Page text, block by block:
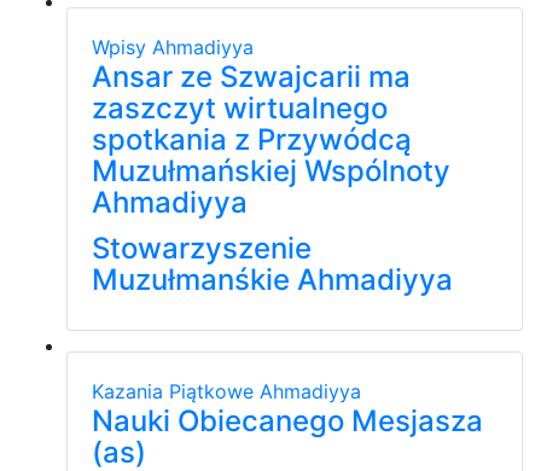
Wpisy Ahmadiyya
Ansar ze Szwajcarii ma
zaszczyt wirtualnego
spotkania z Przywódcą
Muzułmańskiej Wspólnoty
Ahmadiyya
Stowarzyszenie
Muzułmanśkie Ahmadiyya
Kazania Piątkowe Ahmadiyya
Nauki Obiecanego Mesjasza
(as)